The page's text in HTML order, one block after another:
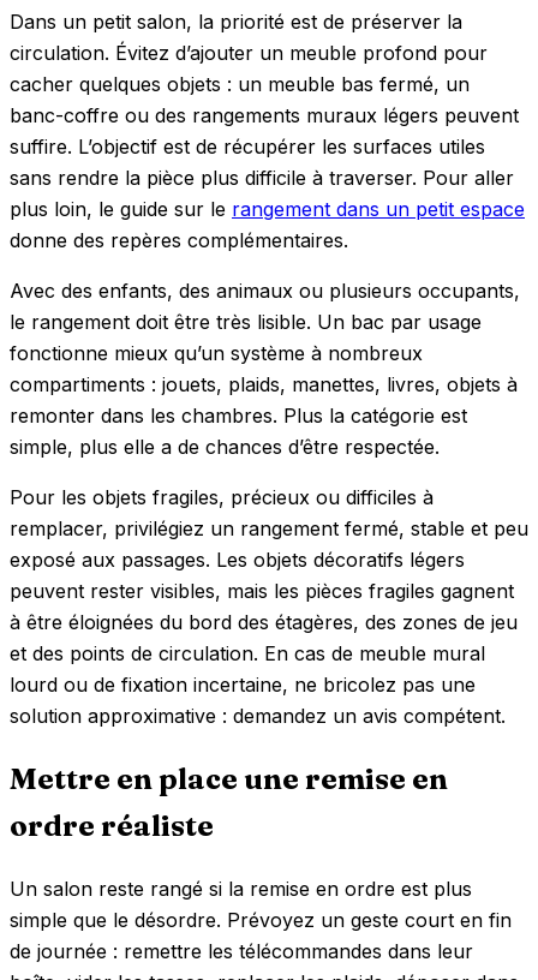
Dans un petit salon, la priorité est de préserver la
circulation. Évitez d’ajouter un meuble profond pour
cacher quelques objets : un meuble bas fermé, un
banc-coffre ou des rangements muraux légers peuvent
suffire. L’objectif est de récupérer les surfaces utiles
sans rendre la pièce plus difficile à traverser. Pour aller
plus loin, le guide sur le rangement dans un petit espace
donne des repères complémentaires.
Avec des enfants, des animaux ou plusieurs occupants,
le rangement doit être très lisible. Un bac par usage
fonctionne mieux qu’un système à nombreux
compartiments : jouets, plaids, manettes, livres, objets à
remonter dans les chambres. Plus la catégorie est
simple, plus elle a de chances d’être respectée.
Pour les objets fragiles, précieux ou difficiles à
remplacer, privilégiez un rangement fermé, stable et peu
exposé aux passages. Les objets décoratifs légers
peuvent rester visibles, mais les pièces fragiles gagnent
à être éloignées du bord des étagères, des zones de jeu
et des points de circulation. En cas de meuble mural
lourd ou de fixation incertaine, ne bricolez pas une
solution approximative : demandez un avis compétent.
Mettre en place une remise en
ordre réaliste
Un salon reste rangé si la remise en ordre est plus
simple que le désordre. Prévoyez un geste court en fin
de journée : remettre les télécommandes dans leur